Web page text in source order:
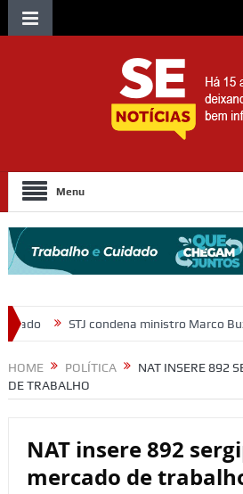
Menu
ministro Marco Buzzi por assédio sexual
HOME POLÍTICA
NAT INSERE 892
DE TRABALHO
NAT insere 892
mercado de